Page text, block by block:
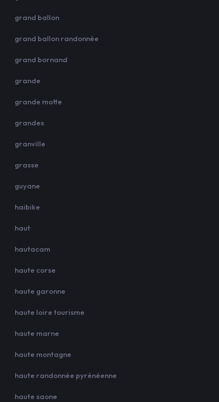
grand ballon
grand ballon randonnée
grand bornand
grande
grande motte
grandes
granville
grasse
guyane
haibike
haut
hautacam
haute corse
haute garonne
haute loire tourisme
haute marne
haute montagne
haute randonnée pyrénéenne
haute saone